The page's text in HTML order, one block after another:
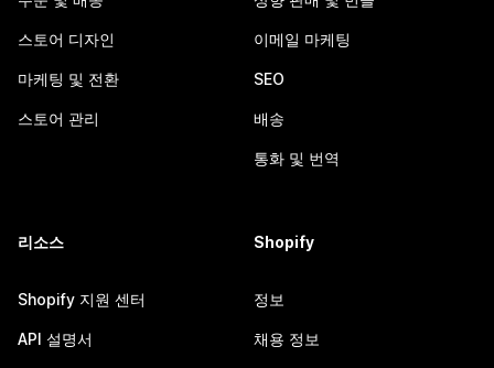
스토어 디자인
마케팅 및 전환
스토어 관리
이메일 마케팅
SEO
배송
통화 및 번역
리소스
Shopify 지원 센터
API 설명서
Shopify
정보
채용 정보